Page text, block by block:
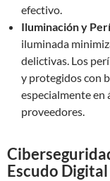
efectivo.
Iluminación y
iluminada
delictivas. Los
y protegidos con
especialmente en
proveedores.
Escudo Digital